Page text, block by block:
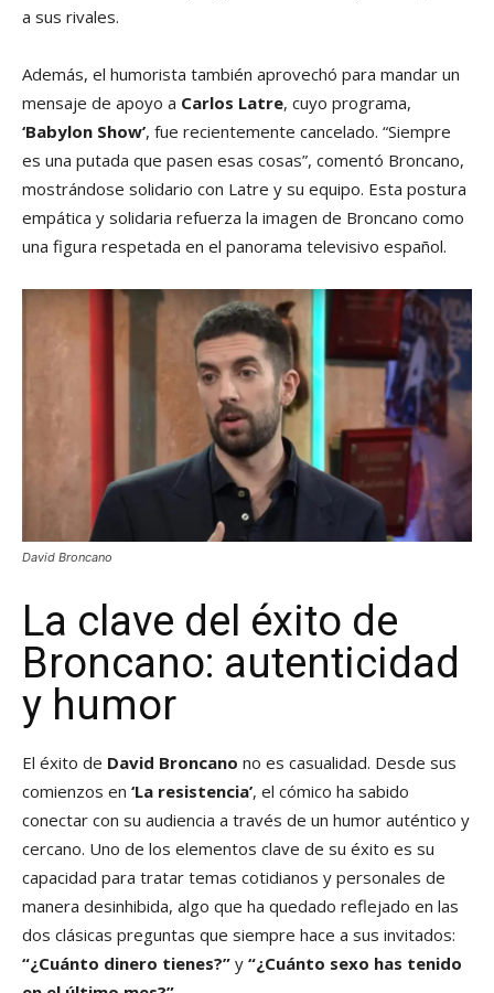
a sus rivales.
Además, el humorista también aprovechó para mandar un
mensaje de apoyo a Carlos Latre, cuyo programa,
‘Babylon Show’, fue recientemente cancelado. “Siempre
es una putada que pasen esas cosas”, comentó Broncano,
mostrándose solidario con Latre y su equipo. Esta postura
empática y solidaria refuerza la imagen de Broncano como
una figura respetada en el panorama televisivo español.
David Broncano
La clave del éxito de
Broncano: autenticidad
y humor
El éxito de David Broncano no es casualidad. Desde sus
comienzos en ‘La resistencia’, el cómico ha sabido
conectar con su audiencia a través de un humor auténtico y
cercano. Uno de los elementos clave de su éxito es su
capacidad para tratar temas cotidianos y personales de
manera desinhibida, algo que ha quedado reflejado en las
dos clásicas preguntas que siempre hace a sus invitados:
“¿Cuánto dinero tienes?” y “¿Cuánto sexo has tenido